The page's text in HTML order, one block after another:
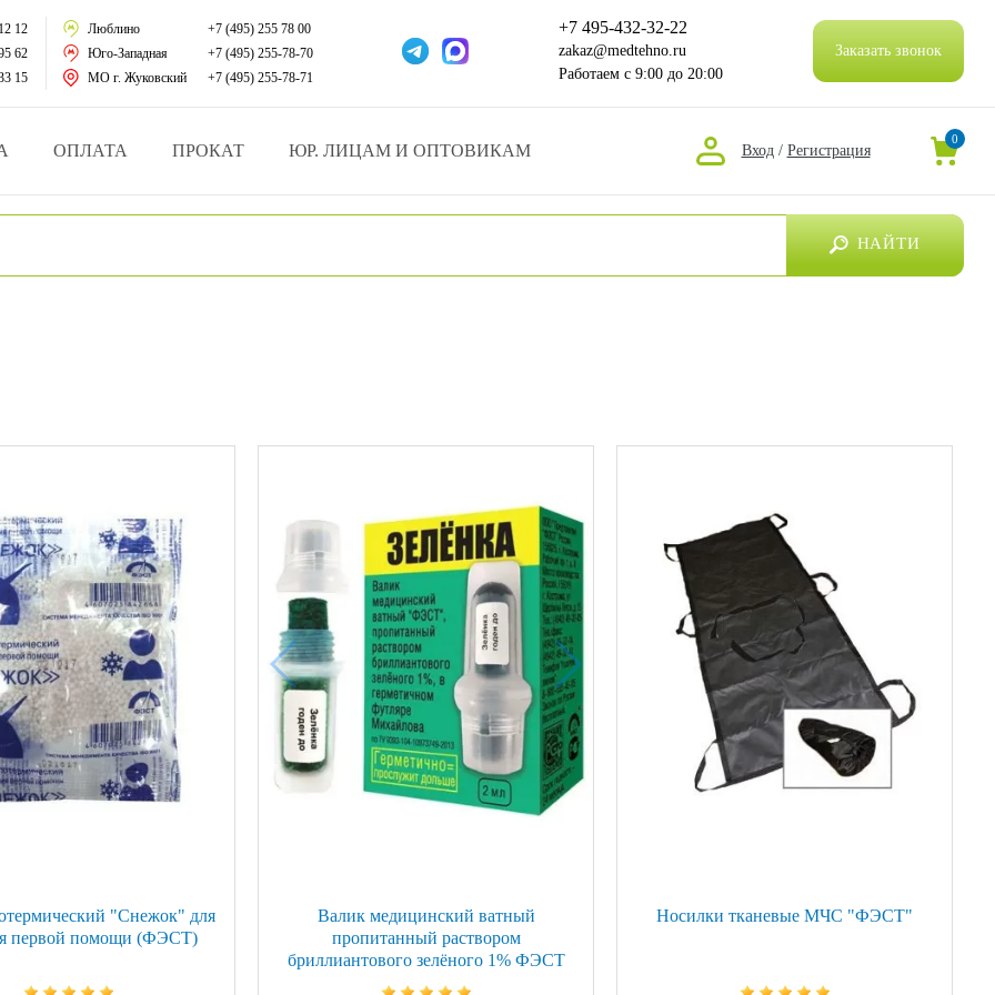
за больными
и мед.учреждений
техники
12
62
15
Люблино
+7 (495) 255 78 00
Юго-Западная
+7 (495) 255-78-70
МО г. Жуковский
+7 (495) 255-78-71
+7 495-432-32-22
zakaz@medtehno.ru
Работаем с 9:00 до 20:00
Заказать звонок
ОПЛАТА ПРОКАТ ЮР. ЛИЦАМ И ОПТОВИКАМ Вход / Регистрация
0
НАЙТИ
"Снежок" для
первой помощи (ФЭСТ)
Валик медицинский ватный
пропитанный раствором
бриллиантового зелёного 1% ФЭСТ
Носилки тканевые МЧС "ФЭСТ"